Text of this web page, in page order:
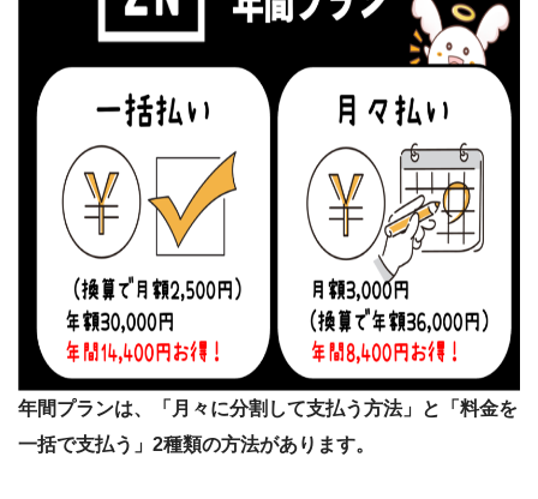
年間プランは、「月々に分割して支払う方法」と「料金を
一括で支払う」2種類の方法があります。